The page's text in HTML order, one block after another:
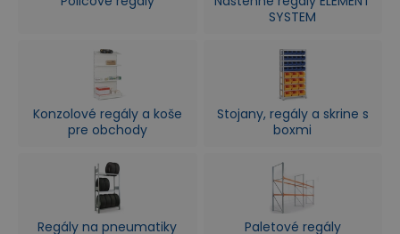
SYSTEM
Konzolové regály a koše
pre obchody
Stojany, regály a skrine s
boxmi
Regály na pneumatiky Paletové regály